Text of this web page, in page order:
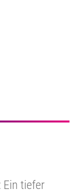
Ein tiefer